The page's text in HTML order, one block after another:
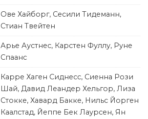
Ове Хайборг, Сесили Тидеманн,
Стиан Твейтен
Арье Аустнес, Карстен Фуллу, Руне
Спаанс
Карре Хаген Сиднесс, Сиенна Рози
Шай, Давид Леандер Хельгор, Лиза
Стокке, Хавард Бакке, Нильс Йорген
Каалстад, Йеппе Бек Лаурсен, Ян